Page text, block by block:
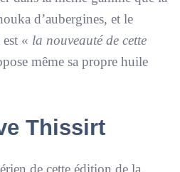
d’aubergines, et le
« la nouveauté de cette
même sa propre huile
Thissirt
de cette édition de la